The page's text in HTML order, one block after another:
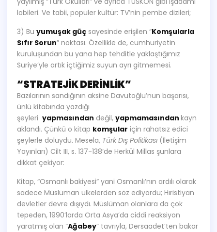
lobileri. Ve tabii, popüler kültür: TV’nin pembe dizileri;
3) Bu yumuşak güç sayesinde erişilen “Komşularla
Sıfır Sorun” noktası. Özellikle de, cumhuriyetin
kuruluşundan bu yana hep tehditle yaklaştığımız
Suriye’yle artık içtiğimiz suyun ayrı gitmemesi.
“STRATEJİK DERİNLİK”
Bazılarının sandığının aksine Davutoğlu’nun başarısı,
ünlü kitabında yazdığı
şeyleri yapmasından değil, yapmamasından kayn
aklandı. Çünkü o kitap komşular için rahatsız edici
şeylerle doluydu. Mesela, Türk Dış Politikası (İletişim
Yayınları) Cilt III, s. 137-138’de Herkül Millas şunlara
dikkat çekiyor:
Kitap, “Osmanlı bakiyesi” yani Osmanlı’nın ardılı olarak
sadece Müslüman ülkelerden söz ediyordu; Hıristiyan
devletler devre dışıydı. Müslüman olanlara da çok
tepeden, 1990’larda Orta Asya’da ciddi reaksiyon
yaratmış olan “Ağabey” tavrıyla, Dersaadet’ten bakar